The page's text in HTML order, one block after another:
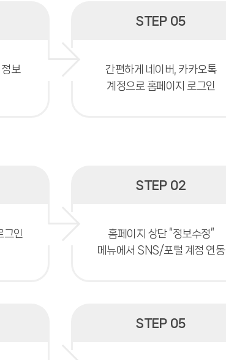
보
STEP 05
간편하게 네이버, 카카오톡
계정으로 홈페이지 로그인
그인
STEP 02
홈페이지 상단 “정보수정”
메뉴에서 SNS/포털 계정 연동
STEP 05